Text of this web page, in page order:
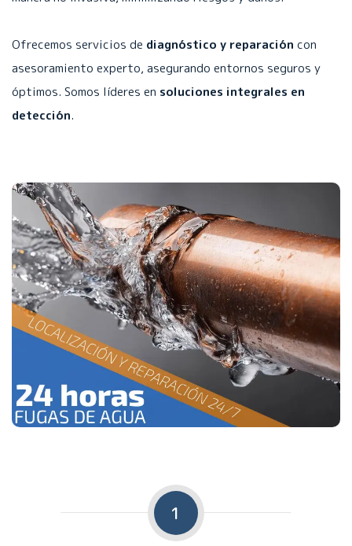
Ofrecemos servicios de diagnóstico y reparación con
asesoramiento experto, asegurando entornos seguros y
óptimos. Somos líderes en soluciones integrales en
detección.
1